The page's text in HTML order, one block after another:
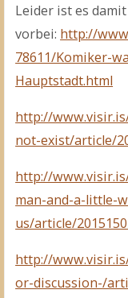
Leider ist es damit
vorbei: http://
78611/Komiker-
Hauptstadt.html
http://
not-exist/article/
http://
man-and-a-little-
us/article/
http://
or-discussion-/